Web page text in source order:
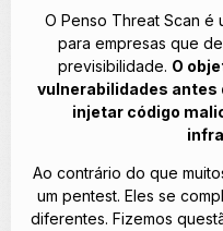
O Penso Threat Scan é
para empresas que
previsibilidade. O
vulnerabilidades antes
injetar código
Ao contrário do que
um pentest. Eles se
diferentes. Fizemos